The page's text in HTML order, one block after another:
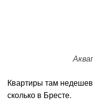
Квартиры там
сколько в Бресте.